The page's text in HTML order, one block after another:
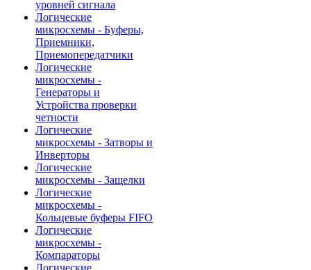
уровней сигнала
Логические
микросхемы - Буферы,
Приемники,
Приемопередатчики
Логические
микросхемы -
Генераторы и
Устройства проверки
четности
Логические
микросхемы - Затворы и
Инверторы
Логические
микросхемы - Защелки
Логические
микросхемы -
Кольцевые буферы FIFO
Логические
микросхемы -
Компараторы
Логические